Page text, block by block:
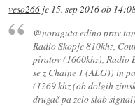
veso266 je 15. sep 2016 ob
@noraguta edino prav
Radio Skopje 810khz,
piratov (1660khz), Radio
se z Chaine 1 (ALG)) in
(1269 khz (ob dolgih
drugač pa zelo slab